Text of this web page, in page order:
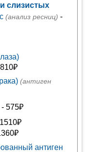
слизистых
(анализ ресниц) -
(антиген
- 575₽
антиген